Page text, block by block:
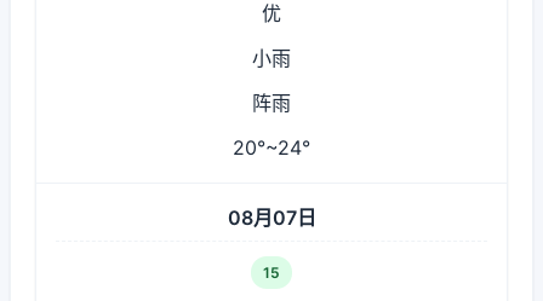
优
小雨
阵雨
20°~24°
08月07日
15